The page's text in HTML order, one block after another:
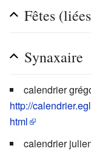
Fêtes
Synaxaire
calendrier
http://
html
calendrier